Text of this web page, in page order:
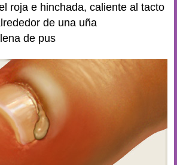
roja e hinchada, caliente al tacto
de una uña
de pus